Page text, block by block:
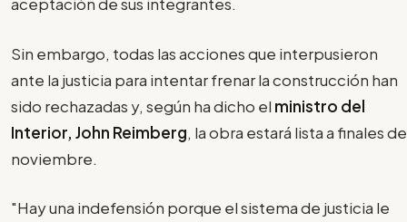
Sin embargo, todas las acciones que interpusieron
ante la justicia para intentar frenar la construcción han
sido rechazadas y, según ha dicho el ministro del
Interior, John Reimberg, la obra estará lista a finales de
noviembre.
"Hay una indefensión porque el sistema de justicia le